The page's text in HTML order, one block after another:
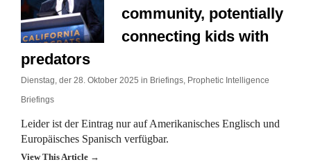
community, potentially
connecting kids with
predators
Dienstag, der 28. Oktober 2025 in Briefings, Prophetic Intelligence
Briefings
Leider ist der Eintrag nur auf Amerikanisches Englisch und
Europäisches Spanisch verfügbar.
View This Article →